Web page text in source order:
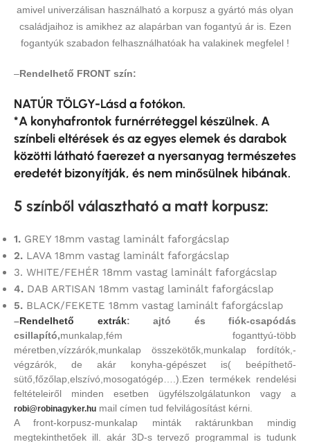
amivel univerzálisan használható a korpusz a gyártó más olyan
családjaihoz is amikhez az alapárban van fogantyú ár is. Ezen
fogantyúk szabadon felhasználhatóak ha valakinek megfelel !
–Rendelhető FRONT szín:
NATÚR TÖLGY-Lásd a fotókon.
*A konyhafrontok furnérréteggel készülnek. A
színbeli eltérések és az egyes elemek és darabok
közötti látható faerezet a nyersanyag természetes
eredetét bizonyítják, és nem minősülnek hibának.
5 színből választható a matt korpusz:
1. GREY 18mm vastag laminált faforgácslap
2. LAVA 18mm vastag laminált faforgácslap
3. WHITE/FEHÉR 18mm vastag laminált faforgácslap
4. DAB ARTISAN 18mm vastag laminált faforgácslap
5. BLACK/FEKETE 18mm vastag laminált faforgácslap
–Rendelhető extrák: ajtó és fiók-csapódás
csillapító,munkalap,fém foganttyú-több
méretben,vízzárók,munkalap összekötők,munkalap fordítók,-
végzárók, de akár konyha-gépészet is( beépíthető-
sütő,főzőlap,elszívó,mosogatógép….).Ezen termékek rendelési
feltételeiről minden esetben ügyfélszolgálatunkon vagy a
robi@robinagyker.hu mail címen tud felvilágosítást kérni.
A front-korpusz-munkalap minták raktárunkban mindig
megtekinthetőek ill. akár 3D-s tervező programmal is tudunk